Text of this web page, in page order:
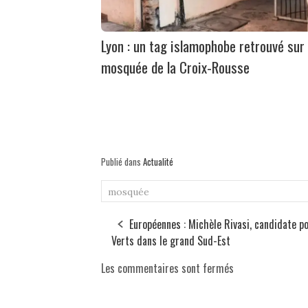
Lyon : un tag islamophobe retrouvé sur
mosquée de la Croix-Rousse
Publié dans Actualité
mosquée
Européennes : Michèle Rivasi, candidate
Verts dans le grand Sud-Est
Les commentaires sont fermés